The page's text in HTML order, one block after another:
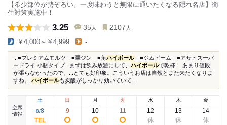
【希少部位が勢ぞろい。一度味わうと無限に通いたくなる隠れ名店】衛
生対策実施中！
3.25 35 人 2107 人
￥4,000～￥4,999 -
...■プレミアムモルツ ■翠ジン ■角ハイボール■ジムビーム ■アサヒスーパ
ードライ 小瓶タイプ...まずは飲み放題にして、 ハイボールで乾杯！ あまり値段
が張らなかったので、...とても好印象。こういうお店は自然とまた来たくなりま
すね。 ハイボールも炭酸がしっかり効いていて...
空席
情報
土
8/8
日
9
月
10
火
11
水
12
木
13
金
14